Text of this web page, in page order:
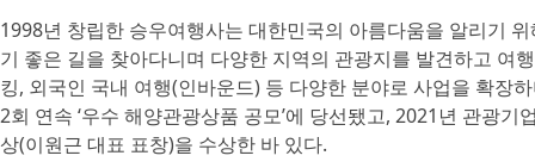
1998년 창립한 승우여행사는 대한민국의 아름다움을 알리기
기 좋은 길을 찾아다니며 다양한 지역의 관광지를 발견하고 여
킹, 외국인 국내 여행(인바운드) 등 다양한 분야로 사업을 확장
2회 연속 ‘우수 해양관광상품 공모’에 당선됐고, 2021년 관광
상(이원근 대표 표창)을 수상한 바 있다.